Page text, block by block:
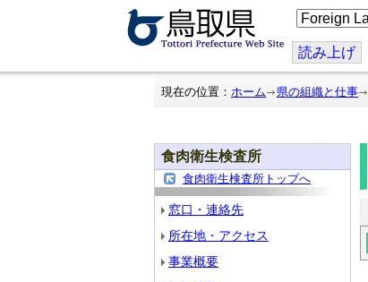
こ
の
ジ
を
翻
読み上げ
現在の位置： ホーム 県の組織と仕事
食肉衛生検査所
食肉衛生検査所トップへ
窓口・連絡先
所在地・アクセス
事業概要